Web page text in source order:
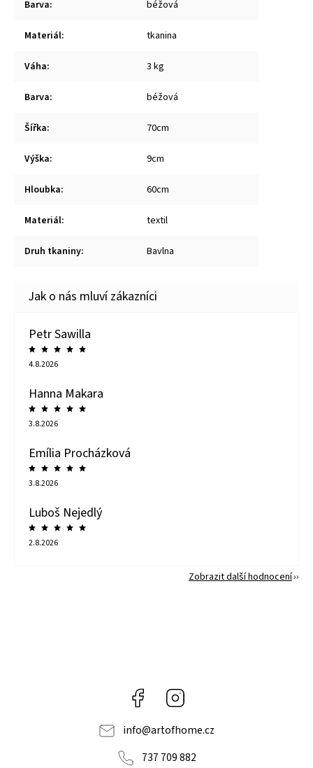
Barva: béžová
Materiál: tkanina
Váha: 3 kg
Barva: béžová
Šířka: 70cm
Výška: 9cm
Hloubka: 60cm
Materiál: textil
Druh tkaniny: Bavlna
Petr Sawilla
4.8.2026
Hanna Makara
3.8.2026
Emília Procházková
3.8.2026
Luboš Nejedlý
2.8.2026
Zobrazit další hodnocení
Facebook
info@artofhome.cz
737 709 882